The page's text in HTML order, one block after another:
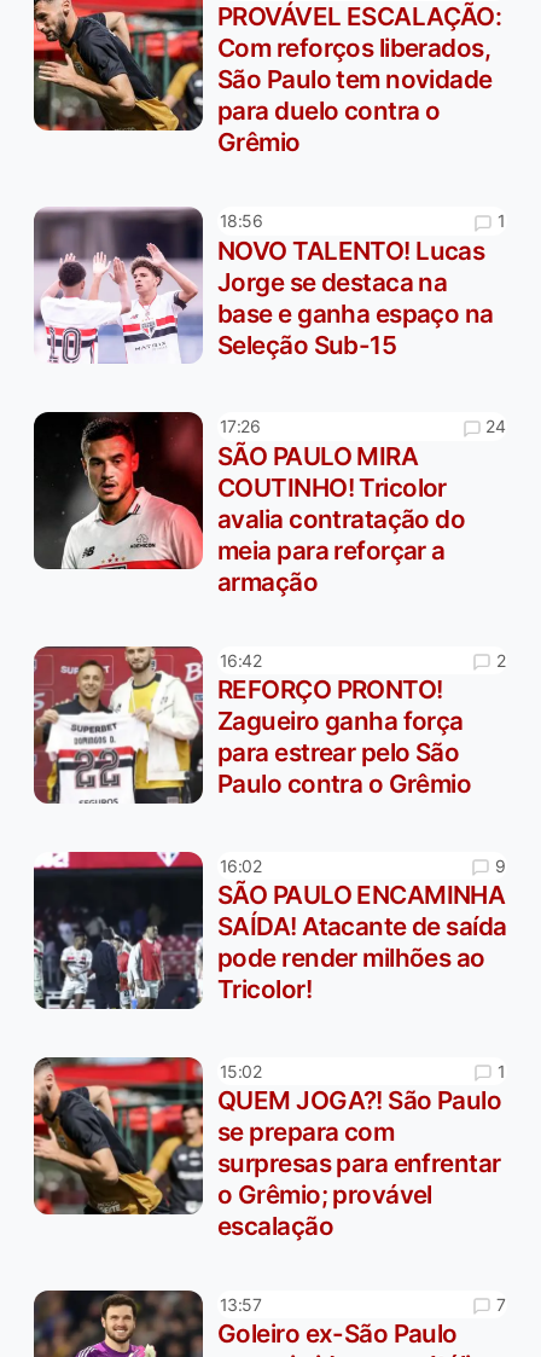
PROVÁVEL ESCALAÇÃO:
Com reforços liberados,
São Paulo tem novidade
para duelo contra o
Grêmio
18:56 1
NOVO TALENTO! Lucas
Jorge se destaca na
base e ganha espaço na
Seleção Sub-15
17:26 24
SÃO PAULO MIRA
COUTINHO! Tricolor
avalia contratação do
meia para reforçar a
armação
16:42 2
REFORÇO PRONTO!
Zagueiro ganha força
para estrear pelo São
Paulo contra o Grêmio
16:02 9
SÃO PAULO ENCAMINHA
SAÍDA! Atacante de saída
pode render milhões ao
Tricolor!
15:02 1
QUEM JOGA?! São Paulo
se prepara com
surpresas para enfrentar
o Grêmio; provável
escalação
13:57 7
Goleiro ex-São Paulo